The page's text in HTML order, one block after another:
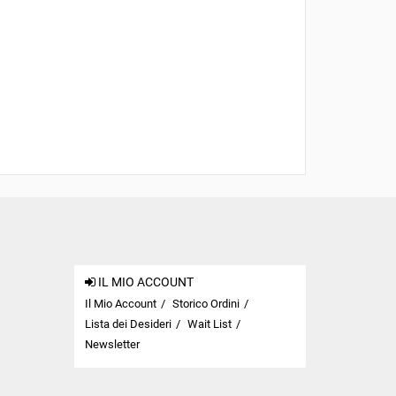
IL MIO ACCOUNT
Il Mio Account
Storico Ordini
Lista dei Desideri
Wait List
Newsletter